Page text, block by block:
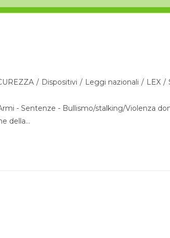
/ Dispositivi / Leggi nazionali / LEX /
- Sentenze - Bullismo/stalking/Violenza
della…